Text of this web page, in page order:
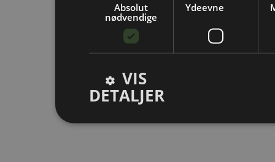
Absolut
nødvendige
Ydeevne
VIS
DETALJER